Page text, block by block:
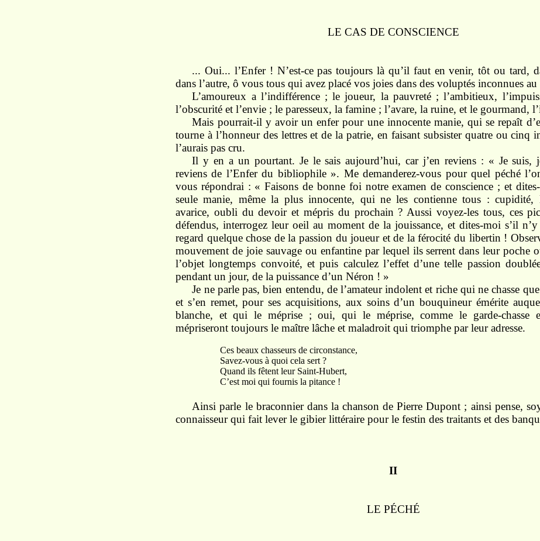
LE CAS DE CONSCIENCE
... Oui... l’Enfer ! N’est-ce pas toujours là qu’il faut en venir, tôt ou tard,
dans l’autre, ô vous tous qui avez placé vos joies dans des voluptés inconnues
L’amoureux a l’indifférence ; le joueur, la pauvreté ; l’ambitieux,
l’obscurité et l’envie ; le paresseux, la famine ; l’avare, la ruine, et le gourmand,
Mais pourrait-il y avoir un enfer pour une innocente manie, qui se repaît
tourne à l’honneur des lettres et de la patrie, en faisant subsister quatre ou cinq
l’aurais pas cru.
Il y en a un pourtant. Je le sais aujourd’hui, car j’en reviens : « Je suis,
reviens de l’Enfer du bibliophile ». Me demanderez-vous pour quel péché
vous répondrai : « Faisons de bonne foi notre examen de conscience ; et
seule manie, même la plus innocente, qui ne les contienne tous : cupidité,
avarice, oubli du devoir et mépris du prochain ? Aussi voyez-les tous, ces
défendus, interrogez leur oeil au moment de la jouissance, et dites-moi s’il
regard quelque chose de la passion du joueur et de la férocité du libertin !
mouvement de joie sauvage ou enfantine par lequel ils serrent dans leur poche
l’objet longtemps convoité, et puis calculez l’effet d’une telle passion
pendant un jour, de la puissance d’un Néron ! »
Je ne parle pas, bien entendu, de l’amateur indolent et riche qui ne chasse
et s’en remet, pour ses acquisitions, aux soins d’un bouquineur émérite
blanche, et qui le méprise ; oui, qui le méprise, comme le garde-chasse
mépriseront toujours le maître lâche et maladroit qui triomphe par leur adresse.
Ces beaux chasseurs de circonstance,
Savez-vous à quoi cela sert ?
Quand ils fêtent leur Saint-Hubert,
C’est moi qui fournis la pitance !
Ainsi parle le braconnier dans la chanson de Pierre Dupont ; ainsi pense,
connaisseur qui fait lever le gibier littéraire pour le festin des traitants et des
II
LE PÉCHÉ